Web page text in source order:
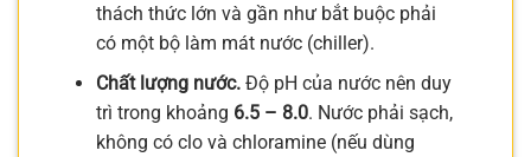
thách thức lớn và gần như bắt buộc phải
có một bộ làm mát nước (chiller).
Chất lượng nước.Độ pH của nước nên duy
trì trong khoảng 6.5 – 8.0. Nước phải sạch,
không có clo và chloramine (nếu dùng